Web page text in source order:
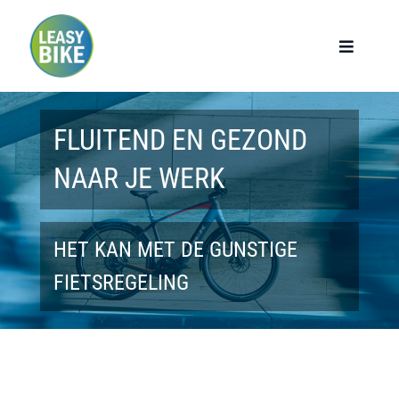
Toggle
Home
Werknemers
Werkgevers
Privé lease
Modellen
FLUITEND EN GEZOND
NAAR JE WERK
HET KAN MET DE GUNSTIGE
FIETSREGELING